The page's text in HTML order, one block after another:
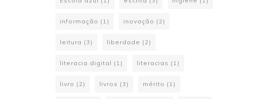
Escola azul (1) escrita (3) higiene (1)
informação (1) inovação (2)
leitura (3) liberdade (2)
literacia digital (1) literacias (1)
livro (2) livros (3) mérito (1)